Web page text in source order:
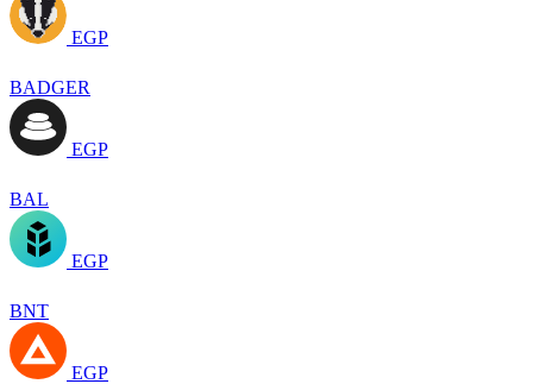
EGP
BADGER
EGP
BAL
EGP
BNT
EGP